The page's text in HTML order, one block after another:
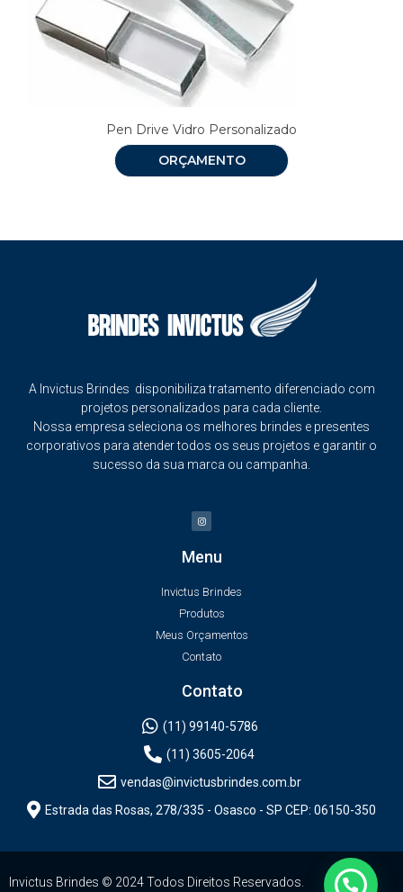
Pen Drive Vidro Personalizado
ORÇAMENTO
A Invictus Brindes disponibiliza tratamento diferenciado com
projetos personalizados para cada cliente.
Nossa empresa seleciona os melhores brindes e presentes
corporativos para atender todos os seus projetos e garantir o
sucesso da sua marca ou campanha.
Menu
Invictus Brindes
Produtos
Meus Orçamentos
Contato
Contato
(11) 99140-5786
(11) 3605-2064
vendas@invictusbrindes.com.br
Estrada das Rosas, 278/335 - Osasco - SP CEP: 06150-350
Invictus Brindes © 2024 Todos Direitos Reservados.